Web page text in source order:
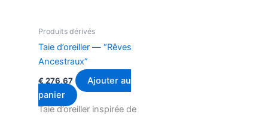
Produits dérivés
Taie d’oreiller — “Rêves
Ancestraux”
€ 276,67
Ajouter au
panier
Taie d’oreiller inspirée de